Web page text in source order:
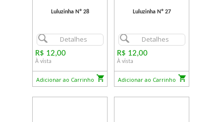
Luluzinha Nº 28
Detalhes
R$ 12,00
À vista
Adicionar ao Carrinho
Luluzinha Nº 27
Detalhes
R$ 12,00
À vista
Adicionar ao Carrinho